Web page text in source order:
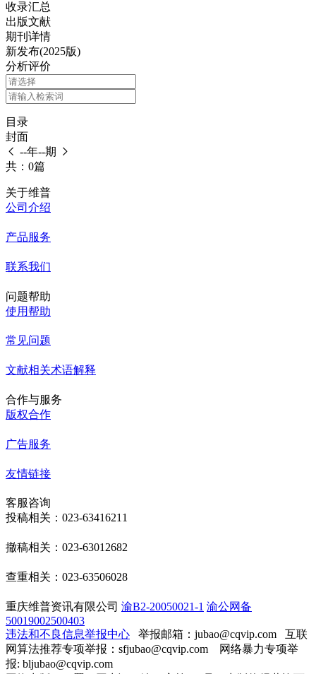
收录汇总
出版文献
期刊详情
新发布(2025版)
分析评价
目录
封面
--年--期
共：0篇
关于维普
公司介绍
产品服务
联系我们
问题帮助
使用帮助
常见问题
文献相关术语解释
合作与服务
版权合作
广告服务
友情链接
客服咨询
投稿相关：023-63416211
撤稿相关：023-63012682
查重相关：023-63506028
重庆维普资讯有限公司 渝B2-20050021-1 渝公网备
50019002500403
违法和不良信息举报中心 举报邮箱：jubao@cqvip.com 互联
网算法推荐专项举报：sfjubao@cqvip.com 网络暴力专项举
报: bljubao@cqvip.com